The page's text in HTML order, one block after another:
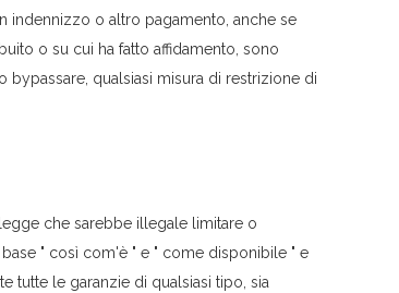
indennizzo o altro pagamento, anche se
o su cui ha fatto affidamento, sono
qualsiasi misura di restrizione di
che sarebbe illegale limitare o
" così com'è " e " come disponibile " e
tutte le garanzie di qualsiasi tipo, sia